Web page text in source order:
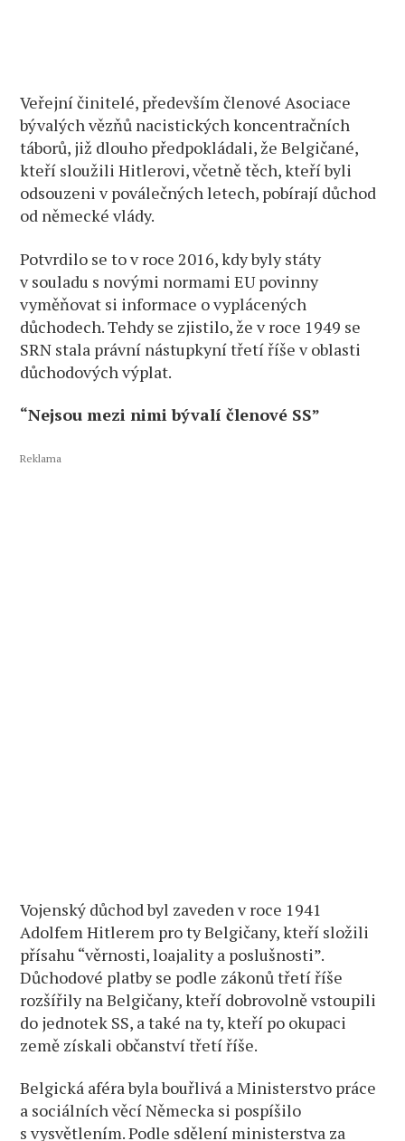
Veřejní činitelé, především členové Asociace
bývalých vězňů nacistických koncentračních
táborů, již dlouho předpokládali, že Belgičané,
kteří sloužili Hitlerovi, včetně těch, kteří byli
odsouzeni v poválečných letech, pobírají důchod
od německé vlády.
Potvrdilo se to v roce 2016, kdy byly státy
v souladu s novými normami EU povinny
vyměňovat si informace o vyplácených
důchodech. Tehdy se zjistilo, že v roce 1949 se
SRN stala právní nástupkyní třetí říše v oblasti
důchodových výplat.
“Nejsou mezi nimi bývalí členové SS”
Reklama
Vojenský důchod byl zaveden v roce 1941
Adolfem Hitlerem pro ty Belgičany, kteří složili
přísahu “věrnosti, loajality a poslušnosti”.
Důchodové platby se podle zákonů třetí říše
rozšířily na Belgičany, kteří dobrovolně vstoupili
do jednotek SS, a také na ty, kteří po okupaci
země získali občanství třetí říše.
Belgická aféra byla bouřlivá a Ministerstvo práce
a sociálních věcí Německa si pospíšilo
s vysvětlením. Podle sdělení ministerstva za